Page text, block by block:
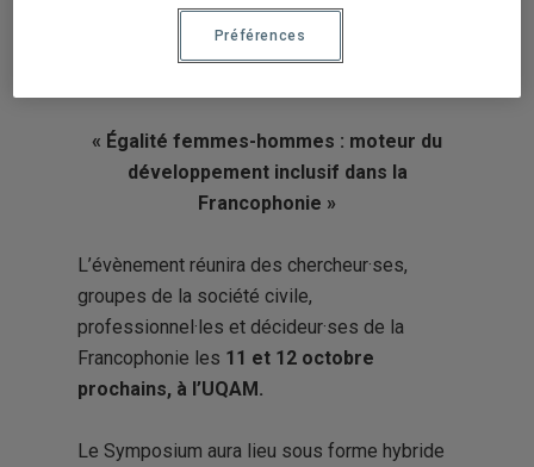
développement inclusif par le genre (OFDIG),
« Égalité femmes-hommes : moteur du
développement inclusif dans la
Francophonie »
L’évènement réunira des chercheur·ses,
groupes de la société civile,
professionnel·les et décideur·ses de la
Francophonie les 11 et 12 octobre
prochains, à l’UQAM .
Le Symposium aura lieu sous forme hybride
Préférences